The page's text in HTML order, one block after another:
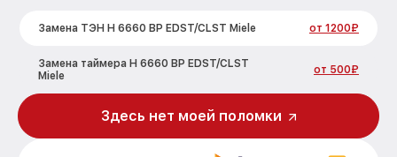
Замена ТЭН H 6660 BP EDST/CLST Miele от 1200₽
Замена таймера H 6660 BP EDST/CLST
Miele
от 500₽
Замена предохранителя H 6660 BP
EDST/CLST MieleЗдесь нет моей поломки